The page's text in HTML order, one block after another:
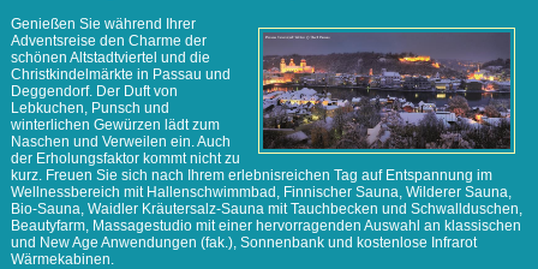
Genießen Sie während Ihrer
Adventsreise den Charme der
schönen Altstadtviertel und die
Christkindelmärkte in Passau und
Deggendorf. Der Duft von
Lebkuchen, Punsch und
winterlichen Gewürzen lädt zum
Naschen und Verweilen ein. Auch
der Erholungsfaktor kommt nicht zu
kurz. Freuen Sie sich nach Ihrem erlebnisreichen Tag auf Entspannung im
Wellnessbereich mit Hallenschwimmbad, Finnischer Sauna, Wilderer Sauna,
Bio-Sauna, Waidler Kräutersalz-Sauna mit Tauchbecken und Schwallduschen,
Beautyfarm, Massagestudio mit einer hervorragenden Auswahl an klassischen
und New Age Anwendungen (fak.), Sonnenbank und kostenlose Infrarot
Wärmekabinen.